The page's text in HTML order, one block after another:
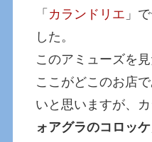
「 カランドリエ 」
した。
このアミューズを
ここがどこのお店
いと思いますが、
ォアグラのコロッケ